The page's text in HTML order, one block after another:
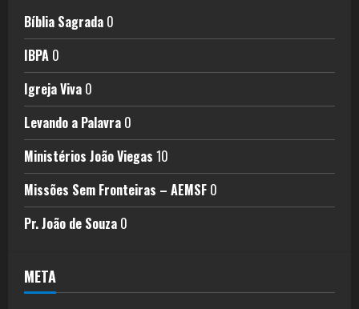
Bíblia Sagrada 0
IBPA 0
Igreja Viva 0
Levando a Palavra 0
Ministérios João Viegas 10
Missões Sem Fronteiras – AEMSF 0
Pr. João de Souza 0
META